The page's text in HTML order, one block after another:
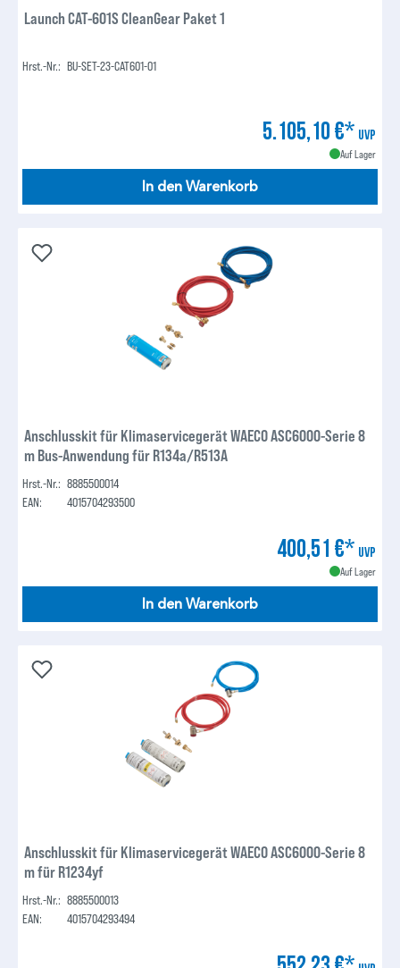
Launch CAT-601S CleanGear Paket 1
Hrst.-Nr.: BU-SET-23-CAT601-01
5.105,10 €* UVP
Auf Lager
In den Warenkorb
Anschlusskit für Klimaservicegerät WAECO ASC6000-Serie 8
m Bus-Anwendung für R134a/R513A
Hrst.-Nr.: 8885500014
EAN:
4015704293500
400,51 €* UVP
Auf Lager
In den Warenkorb
Anschlusskit für Klimaservicegerät WAECO ASC6000-Serie 8
m für R1234yf
Hrst.-Nr.: 8885500013
EAN:
4015704293494